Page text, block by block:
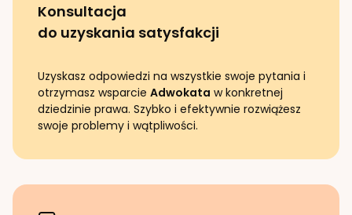
Konsultacja
do uzyskania satysfakcji
Uzyskasz odpowiedzi na wszystkie swoje pytania i
otrzymasz wsparcie Adwokata w konkretnej
dziedzinie prawa. Szybko i efektywnie rozwiążesz
swoje problemy i wątpliwości.